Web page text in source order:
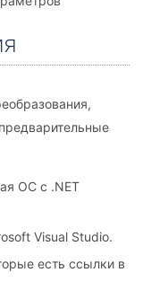
ОС с .NET
Visual Studio.
есть ссылки в